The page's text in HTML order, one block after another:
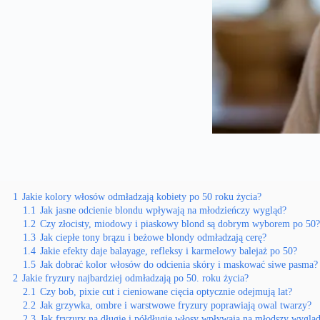
1 Jakie kolory włosów odmładzają kobiety po 50 roku życia?
1.1 Jak jasne odcienie blondu wpływają na młodzieńczy wygląd?
1.2 Czy złocisty, miodowy i piaskowy blond są dobrym wyborem po 50?
1.3 Jak ciepłe tony brązu i beżowe blondy odmładzają cerę?
1.4 Jakie efekty daje balayage, refleksy i karmelowy balejaż po 50?
1.5 Jak dobrać kolor włosów do odcienia skóry i maskować siwe pasma?
2 Jakie fryzury najbardziej odmładzają po 50. roku życia?
2.1 Czy bob, pixie cut i cieniowane cięcia optycznie odejmują lat?
2.2 Jak grzywka, ombre i warstwowe fryzury poprawiają owal twarzy?